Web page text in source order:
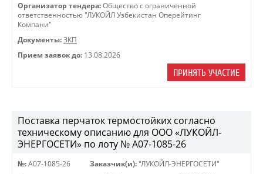
Организатор тендера: Общество с ограниченной
ответственностью "ЛУКОЙЛ Узбекистан Оперейтинг
Компани"
Документы: ЗКП
Прием заявок до: 13.08.2026
ПРИНЯТЬ УЧАСТИЕ
Поставка перчаток термостойких согласно
техническому описанию для ООО «ЛУКОЙЛ-
ЭНЕРГОСЕТИ» по лоту № A07-1085-26
№: A07-1085-26 Заказчик(и): "ЛУКОЙЛ-ЭНЕРГОСЕТИ"